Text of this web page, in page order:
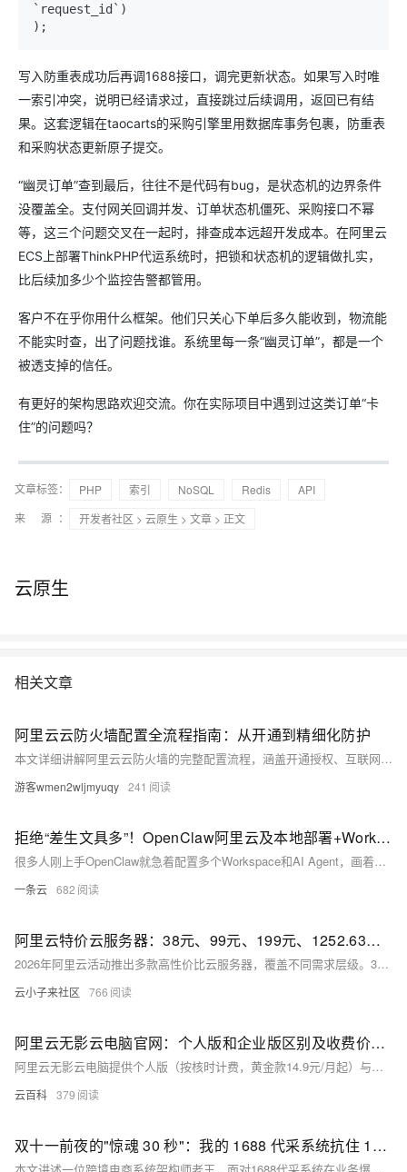
`request_id`)
写入防重表成功后再调1688接口，调完更新状态。如果写入时唯
一索引冲突，说明已经请求过，直接跳过后续调用，返回已有结
果。这套逻辑在taocarts的采购引擎里用数据库事务包裹，防重表
和采购状态更新原子提交。
“幽灵订单”查到最后，往往不是代码有bug，是状态机的边界条件
没覆盖全。支付网关回调并发、订单状态机僵死、采购接口不幂
等，这三个问题交叉在一起时，排查成本远超开发成本。在阿里云
ECS上部署ThinkPHP代运系统时，把锁和状态机的逻辑做扎实，
比后续加多少个监控告警都管用。
客户不在乎你用什么框架。他们只关心下单后多久能收到，物流能
不能实时查，出了问题找谁。系统里每一条“幽灵订单”，都是一个
被透支掉的信任。
有更好的架构思路欢迎交流。你在实际项目中遇到过这类订单“卡
住”的问题吗？
文章标签： PHP 索引 NoSQL Redis
API
来 源：
开发者社区 > 云原生 > 文章 > 正文
云原生
相关文章
阿里云云防火墙配置全流程指南：从开通到精细化防护
本文详细讲解阿里云云防火墙的完整配置流程，涵盖开通授权、互联网边界防护、访问控制策略、VPC/NAT边界配置、日志审计与最佳实践，帮助用户从零搭建安全防护体系，实现云上资产的全方位流量管控与安全防护。
游客wmen2wljmyuqy 241
拒绝“差生文具多”！OpenClaw阿里云及本地部署+Workspace/Agent AI 优化扩展指南
很多人刚上手OpenClaw就急着配置多个Workspace和AI Agent，画着分工清晰的架构图，结果却陷入“协调成本高于收益”的困境——每个Workspace空空如也，最终还是协调Agent独自干完所有事。这就像“差生文具多”，盲目追求复杂架构的“专业感”，反而忽略了工具的核心价值。
一条云 682
阿里云特价云服务器：38元、99元、199元、1252.63元云服务器性能解析与选购指南
2026年阿里云活动推出多款高性价比云服务器，覆盖不同需求层级。38元/年轻量应用服务器（2核2G）适合个人建站与入门实践；99元/年经济型e实例（2核2G）适合小型企业官网与开发测试，享企业级品质保障；199元/年u1实例（2核4G）面向中小企业，提供独享算力与灵活扩展，支持AI助理快速部署；1252元/年u2i实例（4核8G）则适配中小型数据库、高并发Web应用及数据分析等复杂场景。用户需注意新用户限购、每日10点/15点抢购机制，以及首年特价续费恢复原价等规则，结合预算与业务需求合理选购。
云小子来社区 766
阿里云无影云电脑官网：个人版和企业版区别及收费价格、APP下载链接、免费3个月申请攻略
阿里云无影云电脑提供个人版（按核时计费，黄金款14.9元/月起）与企业版（包月套餐，4核8G仅199元/年），支持Windows/macOS/手机多端接入。APP下载及免费试用（1个月）详见官方页面。阿里云无影官网：https://t.aliyun.com/U/4fqTBa
云百科 379
双十一前夜的"惊魂 30 秒"：我的 1688 代采系统抗住 10 倍流量的架构演进之路
本文讲述一位跨境电商系统架构师老王，面对1688代采系统在业务爆发（月单量从1万增至8万）下屡次崩溃的困境，历经三次架构演进：从单体Django“能跑就行”，到引入RabbitMQ异步解耦，最终依托阿里云RocketMQ、Redis企业版、API网关等构建高可用体系，成功扛住双十一15000 QPS峰值。真实、硬核、可复用。